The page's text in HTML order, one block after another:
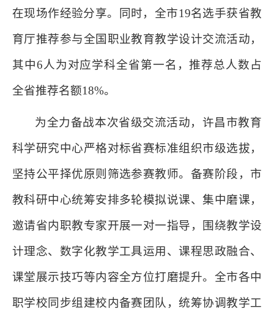
在现场作经验分享。同时，全市19名选手获省教
育厅推荐参与全国职业教育教学设计交流活动，
其中6人为对应学科全省第一名，推荐总人数占
全省推荐名额18%。
为全力备战本次省级交流活动，许昌市教育
科学研究中心严格对标省赛标准组织市级选拔，
坚持公平择优原则筛选参赛教师。备赛阶段，市
教科研中心统筹安排多轮模拟说课、集中磨课，
邀请省内职教专家开展一对一指导，围绕教学设
计理念、数字化教学工具运用、课程思政融合、
课堂展示技巧等内容全方位打磨提升。全市各中
职学校同步组建校内备赛团队，统筹协调教学工